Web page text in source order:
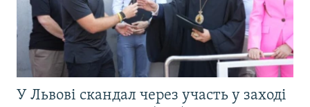
У Львові скандал через участь у заході